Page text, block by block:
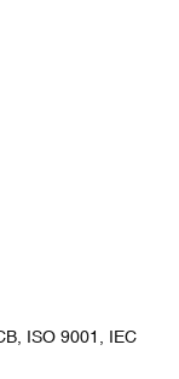
ISO 9001, IEC